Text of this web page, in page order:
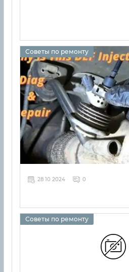
Советы по ремонту
28 10 2024 0
Советы по ремонту